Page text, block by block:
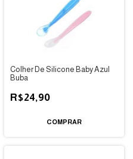
Colher De Silicone Baby Azul
Buba
R$24,90